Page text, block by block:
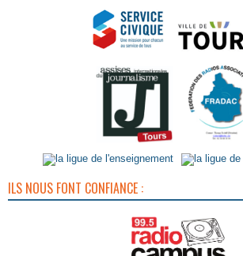
ILS NOUS FONT CONFIANCE :